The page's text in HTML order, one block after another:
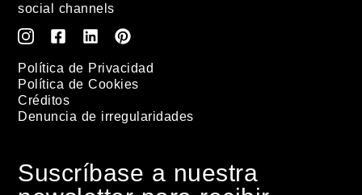
social channels
Política de Privacidad
Política de Cookies
Créditos
Denuncia de irregularidades
Suscríbase a nuestra